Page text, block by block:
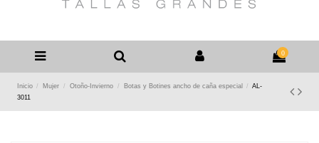
0
Inicio Mujer Otoño-Invierno Botas y Botines ancho de caña especial
AL-
3011